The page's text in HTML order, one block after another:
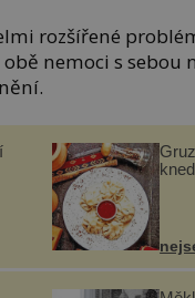
rozšířené
nemoci s sebou